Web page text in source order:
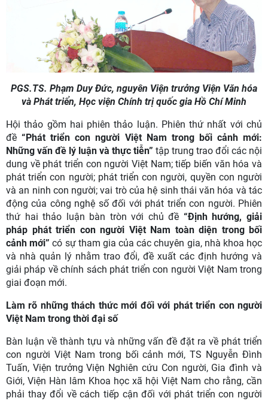
PGS.TS. Phạm Duy Đức, nguyên Viện trưởng Viện Văn hóa
và Phát triển, Học viện Chính trị quốc gia Hồ Chí Minh
Hội thảo gồm hai phiên thảo luận. Phiên thứ nhất với chủ
đề“Phát triển con người Việt Nam trong bối cảnh mới:
Những vấn đề lý luận và thực tiễn” tập trung trao đổi các nội
dung về phát triển con người Việt Nam; tiếp biến văn hóa và
phát triển con người; phát triển con người, quyền con người
và an ninh con người; vai trò của hệ sinh thái văn hóa và tác
động của công nghệ số đối với phát triển con người. Phiên
thứ hai thảo luận bàn tròn với chủ đề “Định hướng, giải
pháp phát triển con người Việt Nam toàn diện trong bối
cảnh mới” có sự tham gia của các chuyên gia, nhà khoa học
và nhà quản lý nhằm trao đổi, đề xuất các định hướng và
giải pháp về chính sách phát triển con người Việt Nam trong
giai đoạn mới.
Làm rõ những thách thức mới đối với phát triển con người
Việt Nam trong thời đại số
Bàn luận về thành tựu và những vấn đề đặt ra về phát triển
con người Việt Nam trong bối cảnh mới, TS Nguyễn Đình
Tuấn, Viện trưởng Viện Nghiên cứu Con người, Gia đình và
Giới, Viện Hàn lâm Khoa học xã hội Việt Nam cho rằng, cần
phải thay đổi về cách tiếp cận đối với phát triển con người